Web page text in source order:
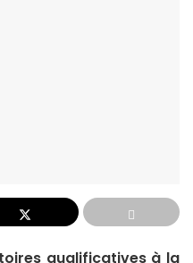
qualificatives à la